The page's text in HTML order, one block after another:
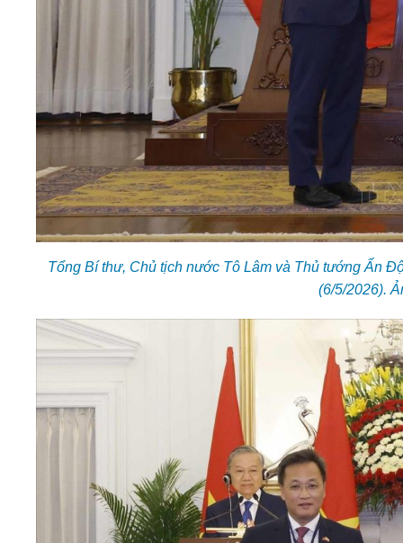
Tổng Bí thư, Chủ tịch nước Tô Lâm và Thủ tướng Ấn
(6/5/2026).